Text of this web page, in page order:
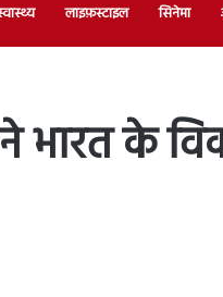
लाइफ़स्टाइल सिनेमा
ने भारत के